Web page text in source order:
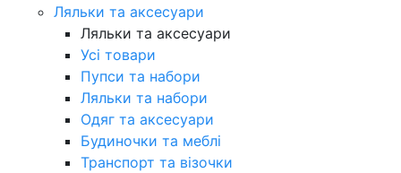
Ляльки та аксесуари
Ляльки та аксесуари
Усі товари
Пупси та набори
Ляльки та набори
Одяг та аксесуари
Будиночки та меблі
Транспорт та візочки